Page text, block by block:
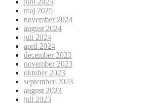
juni 2025
maj 2025
november 2024
august 2024
juli 2024
april 2024
december 2023
november 2023
oktober 2023
september 2023
august 2023
juli 2023